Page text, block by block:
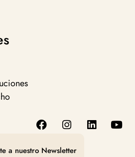
a nuestro Newsletter